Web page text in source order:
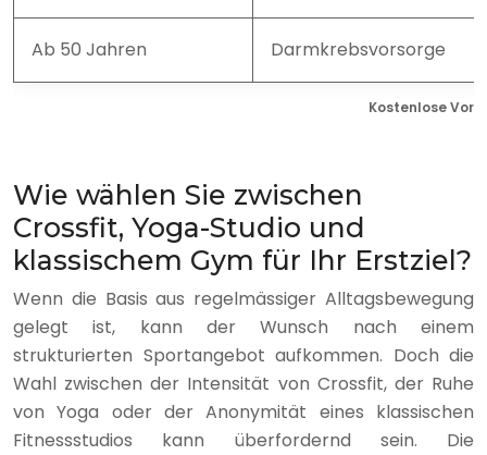
Kostenlose
Ab 50 Jahren Darmkrebsvorsorge
Wie wählen Sie zwischen
Crossfit, Yoga-Studio und
klassischem Gym für Ihr Erstziel?
Wenn die Basis aus regelmässiger Alltagsbewegung
gelegt ist, kann der Wunsch nach einem
strukturierten Sportangebot aufkommen. Doch die
Wahl zwischen der Intensität von Crossfit, der Ruhe
von Yoga oder der Anonymität eines klassischen
Fitnessstudios kann überfordernd sein. Die